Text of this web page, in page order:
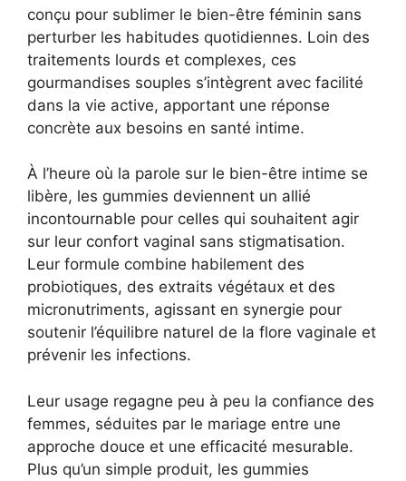
conçu pour sublimer le bien-être féminin sans
perturber les habitudes quotidiennes. Loin des
traitements lourds et complexes, ces
gourmandises souples s’intègrent avec facilité
dans la vie active, apportant une réponse
concrète aux besoins en santé intime.
À l’heure où la parole sur le bien-être intime se
libère, les gummies deviennent un allié
incontournable pour celles qui souhaitent agir
sur leur confort vaginal sans stigmatisation.
Leur formule combine habilement des
probiotiques, des extraits végétaux et des
micronutriments, agissant en synergie pour
soutenir l’équilibre naturel de la flore vaginale et
prévenir les infections.
Leur usage regagne peu à peu la confiance des
femmes, séduites par le mariage entre une
approche douce et une efficacité mesurable.
Plus qu’un simple produit, les gummies